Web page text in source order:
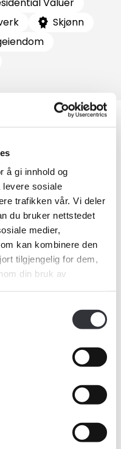
å gi innhold og
levere sosiale
trafikken vår. Vi deler
du bruker nettstedet
medier,
kan kombinere den
tilgjengelig for dem,
din bruk av
Valuer
Skjønn